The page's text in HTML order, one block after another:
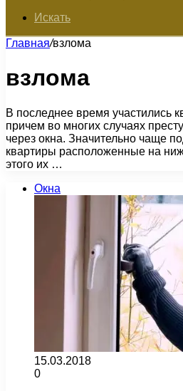
Искать
Главная/взлома
взлома
В последнее время участились
причем во многих случаях
через окна. Значительно чаще
квартиры расположенные на
этого их …
Окна
15.03.2018
0